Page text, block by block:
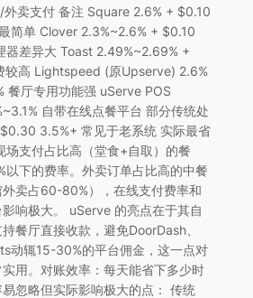
/外卖支付 备注 Square 2.6% + $0.10
简单 Clover 2.3%~2.6% + $0.10
器差异大 Toast 2.49%~2.69% +
较高 Lightspeed (原Upserve) 2.6%
餐厅专用功能强 uServe POS
自带在线点餐平台 部分传统处
3.5%+ 常见于老系统 实际最省
场支付占比高（堂食+自取）的餐
以下的费率。外卖订单占比高的中餐
卖占60-80%），在线支付费率和
响极大。 uServe 的亮点在于其自
餐厅直接收款，避免DoorDash、
动辄15-30%的平台佣金，这一点对
用。对账效率：每天能省下多少时
忽略但实际影响极大的点： 传统